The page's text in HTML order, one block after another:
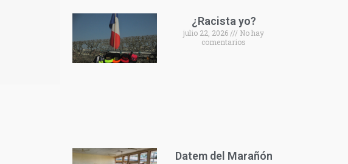
¿Racista yo?
julio 22, 2026
No hay
comentarios
Datem del Marañón